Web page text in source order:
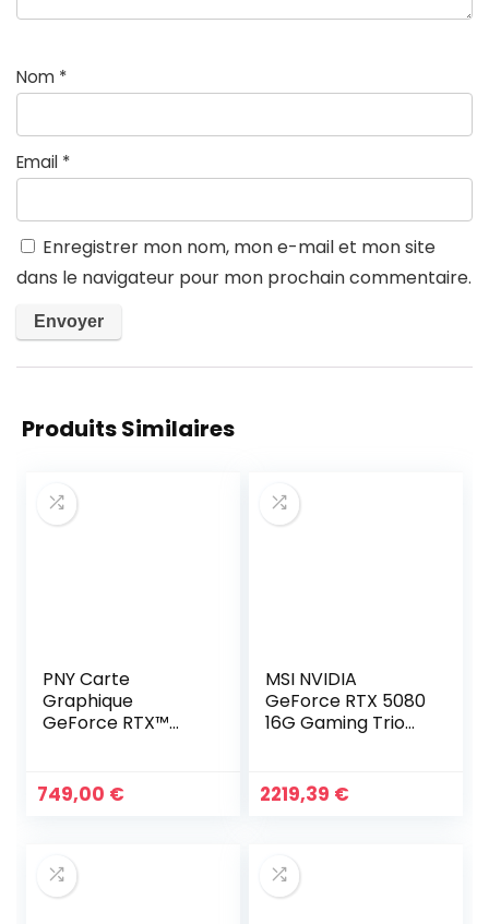
Nom *
Email *
Enregistrer mon nom, mon e-mail et mon site
dans le navigateur pour mon prochain commentaire.
Produits Similaires
PNY Carte
Graphique
GeForce RTX™
749,00 €
MSI NVIDIA
GeForce RTX 5080
16G Gaming Trio
2219,39 €